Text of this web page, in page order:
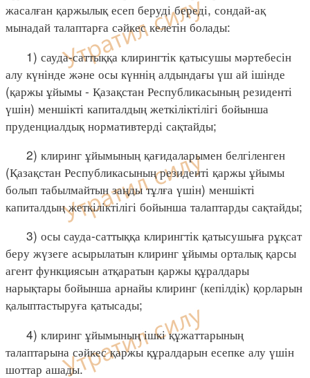
жасалған қаржылық есеп беруді береді, сондай-ақ
мынадай талаптарға сәйкес келетін болады:
1) сауда-саттыққа клирингтік қатысушы мәртебесін
алу күнінде және осы күннің алдындағы үш ай ішінде
(қаржы ұйымы - Қазақстан Республикасының резиденті
үшін) меншікті капиталдың жеткіліктілігі бойынша
пруденциалдық нормативтерді сақтайды;
2) клиринг ұйымының қағидаларымен белгіленген
(Қазақстан Республикасының резиденті қаржы ұйымы
болып табылмайтын заңды тұлға үшін) меншікті
капиталдың жеткіліктілігі бойынша талаптарды сақтайды;
3) осы сауда-саттыққа клирингтік қатысушыға рұқсат
беру жүзеге асырылатын клиринг ұйымы орталық қарсы
агент функциясын атқаратын қаржы құралдары
нарықтары бойынша арнайы клиринг (кепілдік) қорларын
қалыптастыруға қатысады;
4) клиринг ұйымының ішкі құжаттарының
талаптарына сәйкес қаржы құралдарын есепке алу үшін
шоттар ашады.